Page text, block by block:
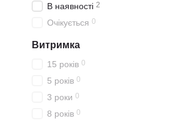
В наявності 2
Очікується 0
Витримка
15 років 0
5 років 0
3 роки 0
8 років 0